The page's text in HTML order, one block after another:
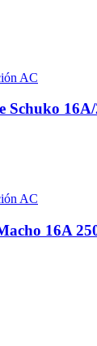
AC
Schuko
AC
16A